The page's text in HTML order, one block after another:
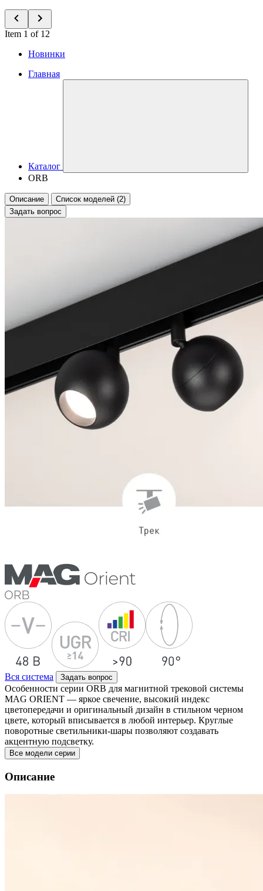
Item 1 of 12
Новинки
Главная
Каталог
ORB
Описание
Список моделей (2)
Задать вопрос
Вся система Задать вопрос
Особенности серии ORB для магнитной трековой системы
MAG ORIENT — яркое свечение, высокий индекс
цветопередачи и оригинальный дизайн в стильном черном
цвете, который вписывается в любой интерьер. Круглые
поворотные светильники-шары позволяют создавать
акцентную подсветку.
Все модели серии
Описание